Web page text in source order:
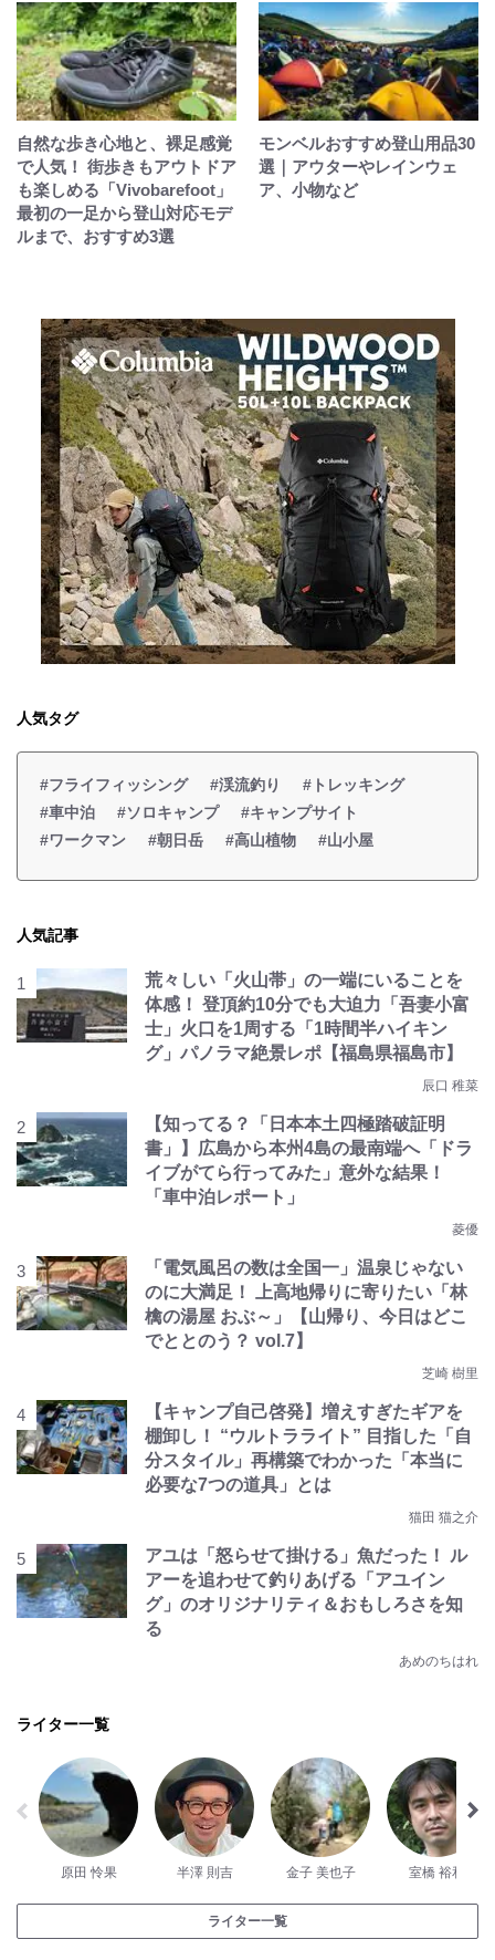
自然な歩き心地と、裸足感覚
で人気！ 街歩きもアウトドア
も楽しめる「Vivobarefoot」
最初の一足から登山対応モデ
ルまで、おすすめ3選
モンベルおすすめ登山用品30
選｜アウターやレインウェ
ア、小物など
人気タグ
#フライフィッシング #渓流釣り
#トレッキング
#車中泊
#ソロキャンプ
#キャンプサイト
#ワークマン
#朝日岳 #高山植物 #山小屋
人気記事
荒々しい「火山帯」の一端にいることを
体感！ 登頂約10分でも大迫力「吾妻小富
士」火口を1周する「1時間半ハイキン
グ」パノラマ絶景レポ【福島県福島市】
辰口 稚菜
【知ってる？「日本本土四極踏破証明
書」】広島から本州4島の最南端へ「ドラ
イブがてら行ってみた」意外な結果！
「車中泊レポート」
菱優
「電気風呂の数は全国一」温泉じゃない
のに大満足！ 上高地帰りに寄りたい「林
檎の湯屋 おぶ～」【山帰り、今日はどこ
でととのう？ vol.7】
芝崎 樹里
【キャンプ自己啓発】増えすぎたギアを
棚卸し！ “ウルトラライト” 目指した「自
分スタイル」再構築でわかった「本当に
必要な7つの道具」とは
猫田 猫之介
アユは「怒らせて掛ける」魚だった！ ル
アーを追わせて釣りあげる「アユイン
グ」のオリジナリティ＆おもしろさを知
る
あめのちはれ
ライター一覧
原田 怜果 半澤 則吉 金子 美也子 室橋 裕和
ライター一覧